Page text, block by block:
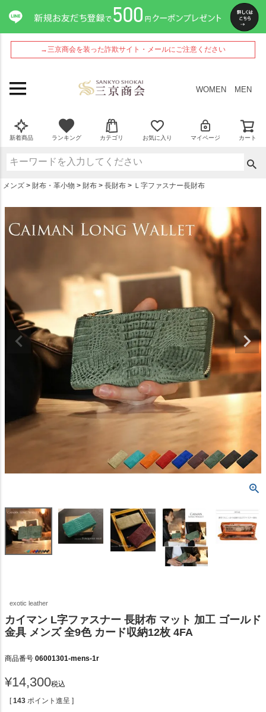
→三京商会を装った詐欺サイト・メールにご注意ください
WOMEN MEN
新着商品 ランキング カテゴリ お気に入り マイページ カート
メンズ 財布・革小物 財布 長財布 Ｌ字ファスナー長財布
exotic leather
カイマン L字ファスナー 長財布 マット 加工 ゴールド
金具 メンズ 全9色 カード収納12枚 4FA
商品番号 06001301-mens-1r
¥14,300税込
[ 143 ポイント進呈 ]
ペー
ジト
ップ
へ